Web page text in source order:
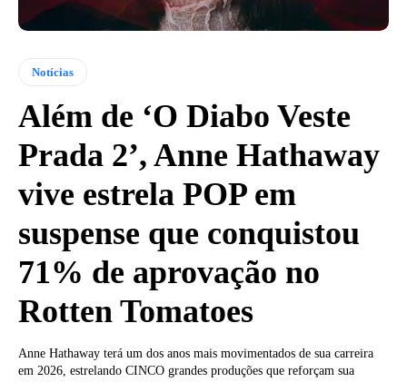
Notícias
Além de ‘O Diabo Veste
Prada 2’, Anne Hathaway
vive estrela POP em
suspense que conquistou
71% de aprovação no
Rotten Tomatoes
Anne Hathaway terá um dos anos mais movimentados de sua carreira
em 2026, estrelando CINCO grandes produções que reforçam sua